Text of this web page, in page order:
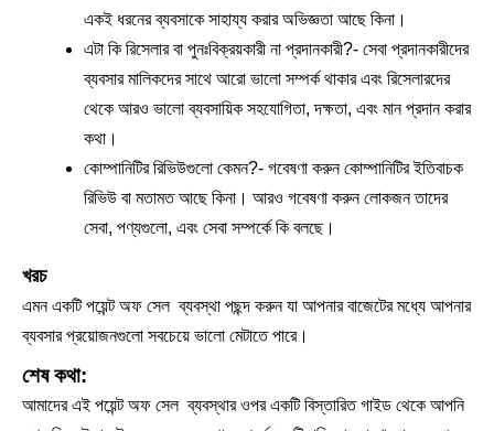
একই ধরনের ব্যবসাকে সাহায্য করার অভিজ্ঞতা আছে কিনা।
এটা কি রিসেলার বা পুনঃবিক্রয়কারী না প্রদানকারী?- সেবা প্রদানকারীদের
ব্যবসার মালিকদের সাথে আরো ভালো সম্পর্ক থাকার এবং রিসেলারদের
থেকে আরও ভালো ব্যবসায়িক সহযোগিতা, দক্ষতা, এবং মান প্রদান করার
কথা।
কোম্পানিটির রিভিউগুলো কেমন?- গবেষণা করুন কোম্পানিটির ইতিবাচক
রিভিউ বা মতামত আছে কিনা। আরও গবেষণা করুন লোকজন তাদের
সেবা, পণ্যগুলো, এবং সেবা সম্পর্কে কি বলছে।
খরচ
এমন একটি পয়েন্ট অফ সেল ব্যবস্থা পছন্দ করুন যা আপনার বাজেটের মধ্যে আপনার
ব্যবসার প্রয়োজনগুলো সবচেয়ে ভালো মেটাতে পারে।
শেষ কথা:
আমাদের এই পয়েন্ট অফ সেল ব্যবস্থার ওপর একটি বিস্তারিত গাইড থেকে আপনি